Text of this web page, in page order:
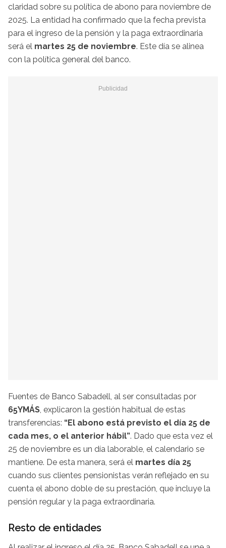
claridad sobre su política de abono para noviembre de
2025. La entidad ha confirmado que la fecha prevista
para el ingreso de la pensión y la paga extraordinaria
será el martes 25 de noviembre. Este día se alinea
con la política general del banco.
Fuentes de Banco Sabadell, al ser consultadas por
65YMÁS, explicaron la gestión habitual de estas
transferencias: “El abono está previsto el día 25 de
cada mes, o el anterior hábil”. Dado que esta vez el
25 de noviembre es un día laborable, el calendario se
mantiene. De esta manera, será el martes día 25
cuando sus clientes pensionistas verán reflejado en su
cuenta el abono doble de su prestación, que incluye la
pensión regular y la paga extraordinaria.
Resto de entidades